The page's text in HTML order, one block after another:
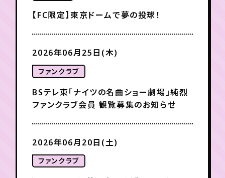
会員登録 ログイン
チケット
TICKET
お知らせ
【FC限定】東京ドームで夢の投球！
2026年06月25日(木)
ファンクラブ
BSテレ東「ナイツの名曲ショー劇場」純烈
ファンクラブ会員 観覧募集のお知らせ
2026年06月20日(土)
ファンクラブ